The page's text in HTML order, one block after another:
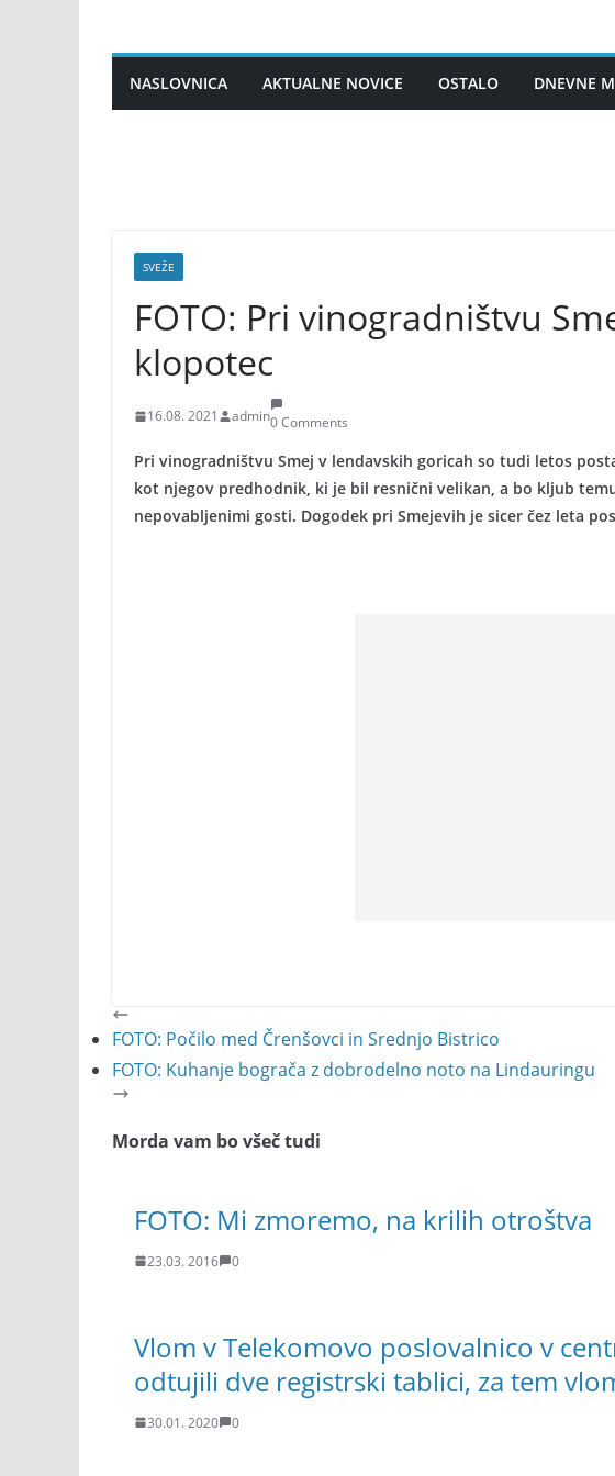
contentNASLOVNICA AKTUALNE NOVICE OSTALO DNEVNE
SVEŽE
FOTO: Pri vinogradništvu
klopotec
16.08. 2021 admin0 Comments
Pri vinogradništvu Smej v lendavskih goricah so tudi letos
kot njegov predhodnik, ki je bil resnični velikan, a bo kljub
nepovabljenimi gosti. Dogodek pri Smejevih je sicer čez leta
FOTO: Počilo med Črenšovci in Srednjo Bistrico
FOTO: Kuhanje bograča z dobrodelno noto na Lindauringu
Morda vam bo všeč tudi
FOTO: Mi zmoremo, na krilih otroštva
23.03. 2016 0
Vlom v Telekomovo poslovalnico v
odtujili dve registrski tablici, za tem
30.01. 2020 0